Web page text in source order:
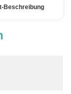
Beschreibung